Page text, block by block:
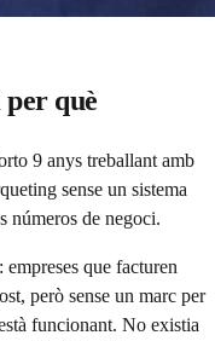
què
9 anys treballant amb
sense un sistema
números de negoci.
que facturen
però sense un marc per
funcionant. No existia